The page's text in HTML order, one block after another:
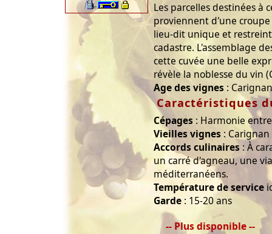
Les parcelles destinées à
proviennent d'une
lieu-dit unique et
cadastre. L'assemblage
cette cuvée une belle
révèle la noblesse du vin
Age des vignes :
Caractéristiques
Cépages : Harmonie
Vieilles vignes : Carignan
Accords culinaires : À
un carré d'agneau, une
méditerranéens.
Température de service
Garde : 15-20 ans
-- Plus disponible --